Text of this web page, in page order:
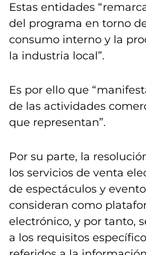
Estas entidades
del programa en torno
consumo interno y la
la industria local”.
Es por ello que
de las actividades
que representan”.
Por su parte, la
los servicios de venta
de espectáculos y
consideran como
electrónico, y por tanto,
a los requisitos